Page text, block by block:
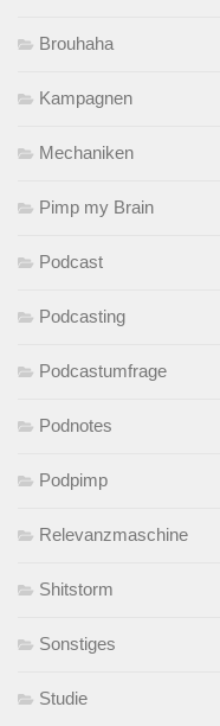
Brouhaha
Kampagnen
Mechaniken
Pimp my Brain
Podcast
Podcasting
Podcastumfrage
Podnotes
Podpimp
Relevanzmaschine
Shitstorm
Sonstiges
Studie